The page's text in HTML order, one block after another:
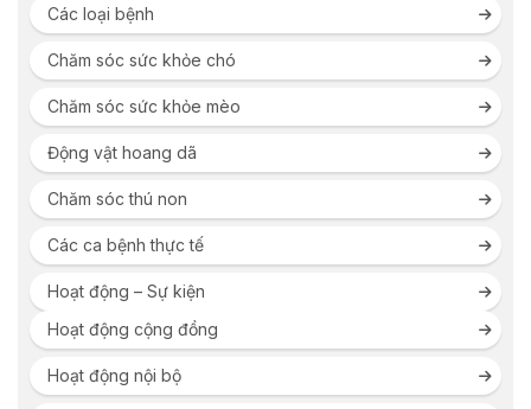
Các loại bệnh
Chăm sóc sức khỏe chó
Chăm sóc sức khỏe mèo
Động vật hoang dã
Chăm sóc thú non
Các ca bệnh thực tế
Hoạt động – Sự kiện
Hoạt động cộng đồng
Hoạt động nội bộ